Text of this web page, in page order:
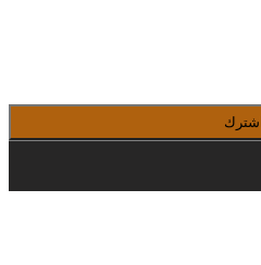
اشترك